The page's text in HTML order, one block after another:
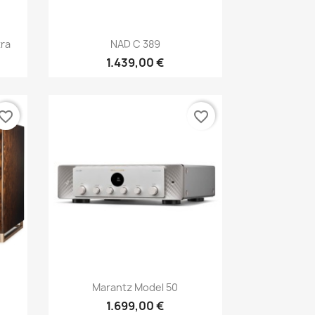
Anteprima
NAD C 389
1.439,00 €
Anteprima
Marantz Model 50
1.699,00 €
favorite_border